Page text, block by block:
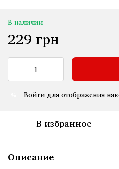
В наличии
229 грн
Войтидля отображения
В избранное
Описание